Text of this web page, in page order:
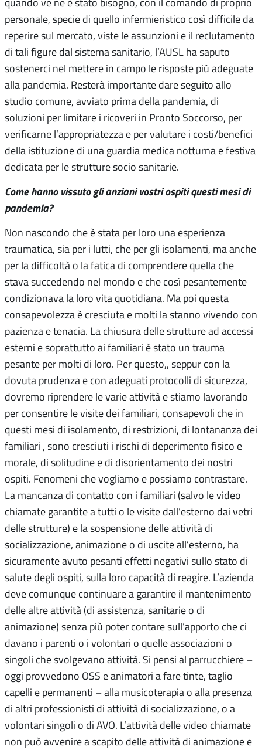
personale, specie di quello infermieristico così difficile da
reperire sul mercato, viste le assunzioni e il reclutamento
di tali figure dal sistema sanitario, l’AUSL ha saputo
sostenerci nel mettere in campo le risposte più adeguate
alla pandemia. Resterà importante dare seguito allo
studio comune, avviato prima della pandemia, di
soluzioni per limitare i ricoveri in Pronto Soccorso, per
verificarne l’appropriatezza e per valutare i costi/benefici
della istituzione di una guardia medica notturna e festiva
dedicata per le strutture socio sanitarie.
Come hanno vissuto gli anziani vostri ospiti questi mesi di
pandemia?
Non nascondo che è stata per loro una esperienza
traumatica, sia per i lutti, che per gli isolamenti, ma anche
per la difficoltà o la fatica di comprendere quella che
stava succedendo nel mondo e che così pesantemente
condizionava la loro vita quotidiana. Ma poi questa
consapevolezza è cresciuta e molti la stanno vivendo con
pazienza e tenacia. La chiusura delle strutture ad accessi
esterni e soprattutto ai familiari è stato un trauma
pesante per molti di loro. Per questo,, seppur con la
dovuta prudenza e con adeguati protocolli di sicurezza,
dovremo riprendere le varie attività e stiamo lavorando
per consentire le visite dei familiari, consapevoli che in
questi mesi di isolamento, di restrizioni, di lontananza dei
familiari , sono cresciuti i rischi di deperimento fisico e
morale, di solitudine e di disorientamento dei nostri
ospiti. Fenomeni che vogliamo e possiamo contrastare.
La mancanza di contatto con i familiari (salvo le video
chiamate garantite a tutti o le visite dall’esterno dai vetri
delle strutture) e la sospensione delle attività di
socializzazione, animazione o di uscite all’esterno, ha
sicuramente avuto pesanti effetti negativi sullo stato di
salute degli ospiti, sulla loro capacità di reagire. L’azienda
deve comunque continuare a garantire il mantenimento
delle altre attività (di assistenza, sanitarie o di
animazione) senza più poter contare sull’apporto che ci
davano i parenti o i volontari o quelle associazioni o
singoli che svolgevano attività. Si pensi al parrucchiere –
oggi provvedono OSS e animatori a fare tinte, taglio
capelli e permanenti – alla musicoterapia o alla presenza
di altri professionisti di attività di socializzazione, o a
volontari singoli o di AVO. L’attività delle video chiamate
non può avvenire a scapito delle attività di animazione e